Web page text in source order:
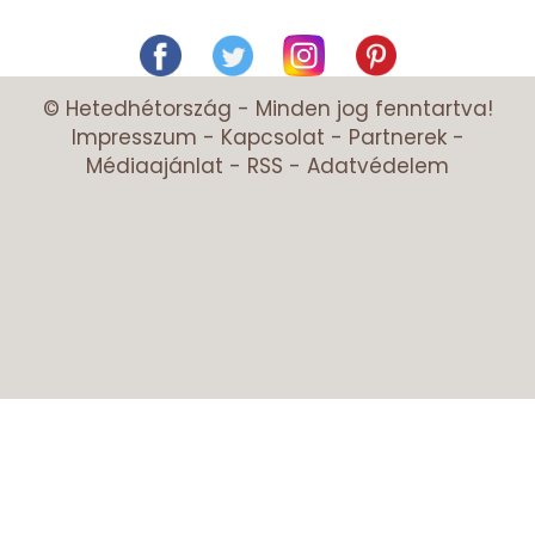
© Hetedhétország - Minden jog fenntartva!
Impresszum - Kapcsolat - Partnerek-
Médiaajánlat - RSS - Adatvédelem